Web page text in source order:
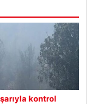
kontrol